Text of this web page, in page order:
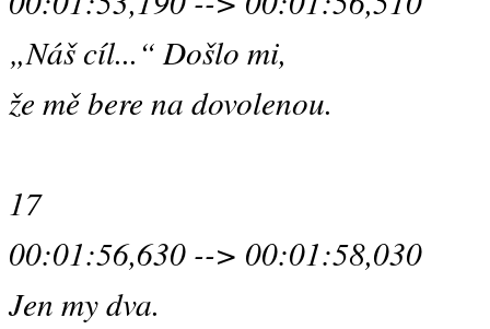
„Náš cíl...“ Došlo mi,
že mě bere na dovolenou.
17
00:01:56,630 --> 00:01:58,030
Jen my dva.